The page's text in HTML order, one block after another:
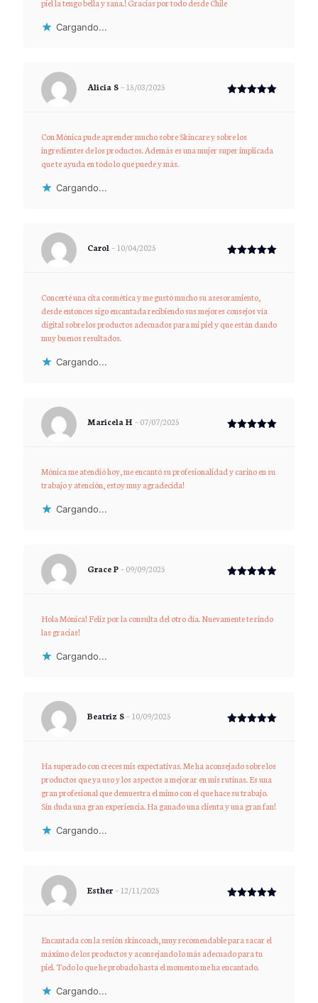
piel la tengo bella y sana.! Gracias por todo desde Chile
Cargando...
Alicia S–15/03/2025
Con Mónica pude aprender mucho sobre Skincare y sobre los
ingredientes de los productos. Además es una mujer super implicada
que te ayuda en todo lo que puede y más.
Cargando...
Carol –10/04/2025
Concerté una cita cosmética y me gustó mucho su asesoramiento,
desde entonces sigo encantada recibiendo sus mejores consejos vía
digital sobre los productos adecuados para mi piel y que están dando
muy buenos resultados.
Cargando...
Maricela H –07/07/2025
Mónica me atendió hoy, me encantó su profesionalidad y cariño en su
trabajo y atención, estoy muy agradecida!
Cargando...
Grace P–09/09/2025
Hola Mónica! Feliz por la consulta del otro día. Nuevamente te rindo
las gracias!
Cargando...
Beatriz S–10/09/2025
Ha superado con creces mis expectativas. Me ha aconsejado sobre los
productos que ya uso y los aspectos a mejorar en mis rutinas. Es una
gran profesional que demuestra el mimo con el que hace su trabajo.
Sin duda una gran experiencia. Ha ganado una clienta y una gran fan!
Cargando...
Esther–12/11/2025
Encantada con la sesión skincoach, muy recomendable para sacar el
máximo de los productos y aconsejando lo más adecuado para tu
piel. Todo lo que he probado hasta el momento me ha encantado.
Cargando...